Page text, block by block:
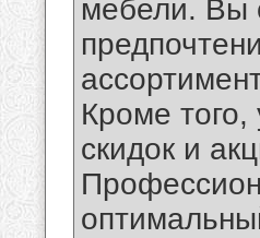
мебели. Вы
Кроме того,
скидок и